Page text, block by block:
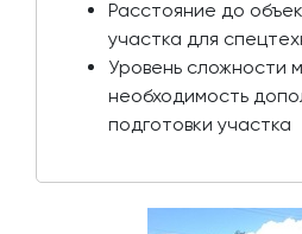
Расстояние до
участка для
Уровень сложности
необходимость
подготовки участка